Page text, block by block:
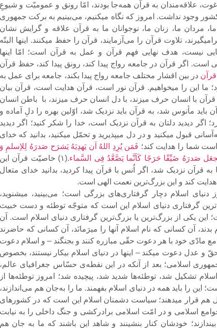
علاقه‌مندان به قرآن همه‌جا بودند، امّا رونق و عمومیّت و شیوعِ
کشور وجود نداشت. امروز که نگاه میکنیم، مى‌بینیم به برکت جمهورى
ما، مردان ما، زنان ما، نوجوانان ما به قرآن علاقه و گرایش نشان
تلاوت قرآن را مى‌آزمایند، قرآن را حفظ میکنند. اینها البتّه
نیست، هدف نهایى فهم قرآن و عمل به قرآن است؛ امّا اینها
است. اگر قرآن در جامعه رواج پیدا کند، رونق پیدا کند، حفظ قرآن
قرآن در بین اقشار مختلف جامعه رواج پیدا بکند، جامعه براى عمل به
ما این را میخواهیم. قرآن نور است، قرآن هدایت است، قرآن بیان
با انسان حرف میزند، با دل انسان حرف میزند، با باطن انسان
باید مأنوس شد، به قرآن باید نزدیک شد، اوّلین بهره را دلِ آماده و
اگر دیدید دلتان به قرآن نزدیک است، خدا را شکر کنید؛ اگر دیدید
قبول میکنید و در دل میپذیرید و تحمّل میکنید، بدانید که خداى
شما را هدایت کند؛ فَمَن یُرِدِ اللهُ اَن یَهدِیَهُ یَشرَح صَدرَهُ لِلاِسلمِ وَ
صَدرَهُ ضَیِّقًا حَرَجًا کَاَنَّما یَصَّعَّدُ فِى السَّماء
.(۱) خاصیّت قرآن این
قرآن نزدیک شد، اگر اُنس با قرآن پیدا کردید، بدانید خداى متعال
هدایت کند و این بزرگ‌ترین نعمت الهى است.
دنیاى اسلام دچار گرفتارى‌هاى بزرگى است؛ مى‌بینید، میشنوید،
گرفتارى دنیاى اسلام این است که متوجّه توطئه و دست خبیث
این یکى از بزرگ‌ترین یا بزرگ‌ترین گرفتارى دنیاى اسلام است. آن
بدند، آن کسانى که نام اسلام آنها را میرَمانَد، آن کسانى که حاضرند
مادّى خود با هر دعوت حقّى مبازره کنند و بجنگند – و اسلام دعوت
عدل دعوت میکند – اینها در دنیاى اسلام بیکار نیستند، بخصوص
اسلامى؛ بعد از آنکه در این نقطه‌ى حسّاس جغرافیاى عالم،
تشکیل شد، توطئه‌ها شدید شد، پیچیده شد؛ امروز توطئه‌ها از
این را باید همه در دنیاى اسلام بفهمند. ما را به‌جان هم مى‌اندازند،
هم قرار میدهند؛ سیاست دشمنان اسلام این است که در کشورهاى
اسلامى و در امّت اسلامى برادرکشى و جنگ داخلى را به نیابت
خودشان کنار بنشینند و شاهد این باشند که ما به جان هم